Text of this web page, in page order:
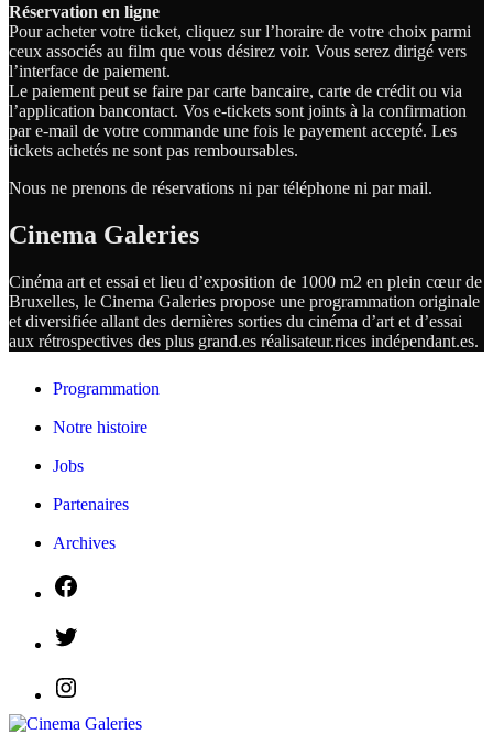
Réservation en ligne
Pour acheter votre ticket, cliquez sur l’horaire de votre choix parmi
ceux associés au film que vous désirez voir. Vous serez dirigé vers
l’interface de paiement.
Le paiement peut se faire par carte bancaire, carte de crédit ou via
l’application bancontact. Vos e-tickets sont joints à la confirmation
par e-mail de votre commande une fois le payement accepté. Les
tickets achetés ne sont pas remboursables.
Nous ne prenons de réservations ni par téléphone ni par mail.
Cinema Galeries
Cinéma art et essai et lieu d’exposition de 1000 m2 en plein cœur de
Bruxelles, le Cinema Galeries propose une programmation originale
et diversifiée allant des dernières sorties du cinéma d’art et d’essai
aux rétrospectives des plus grand.es réalisateur.rices indépendant.es.
Programmation
Notre histoire
Jobs
Partenaires
Archives